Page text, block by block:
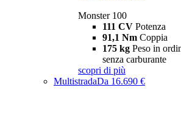
Monster 100
111 CV Potenza
91,1 Nm Coppia
175 kg Peso in
senza carburante
scopri di più
MultistradaDa 16.690 €